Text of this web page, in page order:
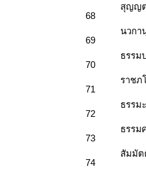
68
สุญญต
69
นวกา
70
ธรรม
71
ราชภ
72
ธรรม
73
ธรรม
74
สัมมัต